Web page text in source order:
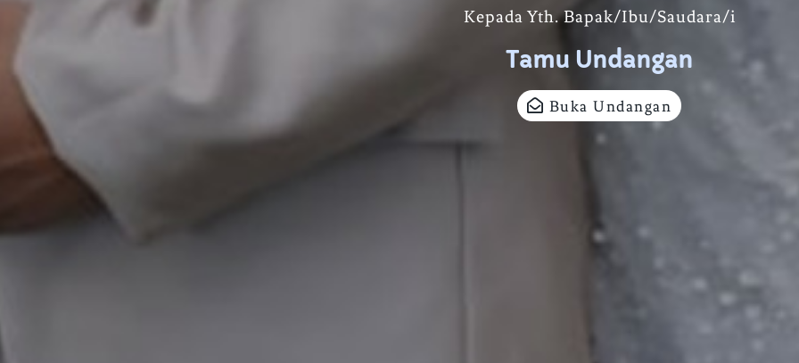
Kepada Yth. Bapak/Ibu/Saudara/i
Tamu Undangan
Buka Undangan